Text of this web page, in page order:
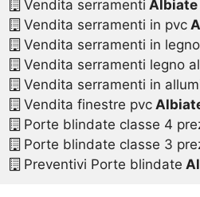
Vendita serramenti Albiate
Vendita serramenti in pvc
Vendita serramenti in legno
Vendita serramenti legno
Vendita serramenti in
Vendita finestre pvc
Porte blindate classe 4
Porte blindate classe 3
Preventivi Porte blindate